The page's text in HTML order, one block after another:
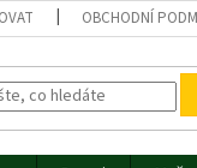
OBCHODNÍ